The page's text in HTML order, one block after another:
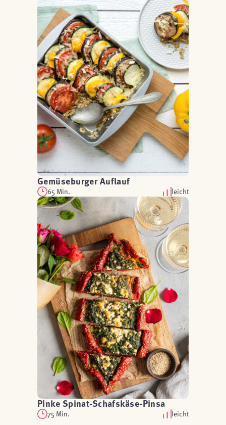
Gemüseburger Auflauf
65 Min. leicht
Pinke Spinat-Schafskäse-Pinsa
75 Min. leicht